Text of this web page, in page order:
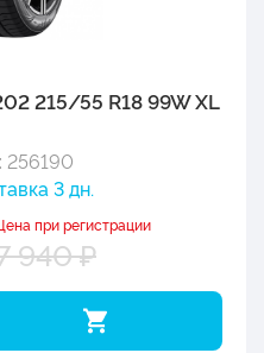
215/55 R18 99W XL
256190
3 дн.
при регистрации
940 ₽